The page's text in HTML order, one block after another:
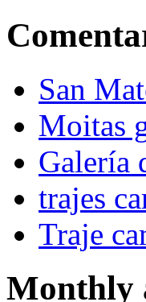
San
Moitas
Galería
trajes
Traje
Monthly